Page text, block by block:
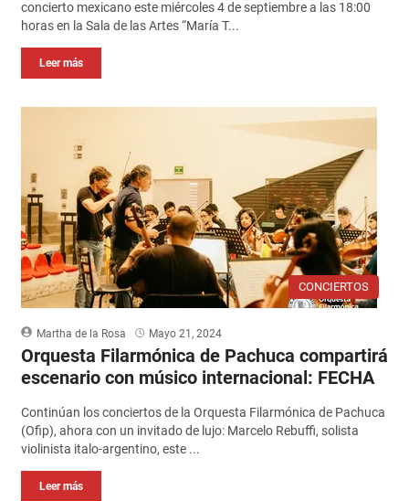
concierto mexicano este miércoles 4 de septiembre a las 18:00
horas en la Sala de las Artes “María T...
Leer más
CONCIERTOS
Martha de la Rosa Mayo 21, 2024
Orquesta Filarmónica de Pachuca compartirá
escenario con músico internacional: FECHA
Continúan los conciertos de la Orquesta Filarmónica de Pachuca
(Ofip), ahora con un invitado de lujo: Marcelo Rebuffi, solista
violinista italo-argentino, este ...
Leer más